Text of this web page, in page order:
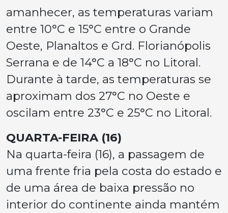
amanhecer, as temperaturas variam
entre 10°C e 15°C entre o Grande
Oeste, Planaltos e Grd. Florianópolis
Serrana e de 14°C a 18°C no Litoral.
Durante à tarde, as temperaturas se
aproximam dos 27°C no Oeste e
oscilam entre 23°C e 25°C no Litoral.
QUARTA-FEIRA (16)
Na quarta-feira (16), a passagem de
uma frente fria pela costa do estado e
de uma área de baixa pressão no
interior do continente ainda mantém